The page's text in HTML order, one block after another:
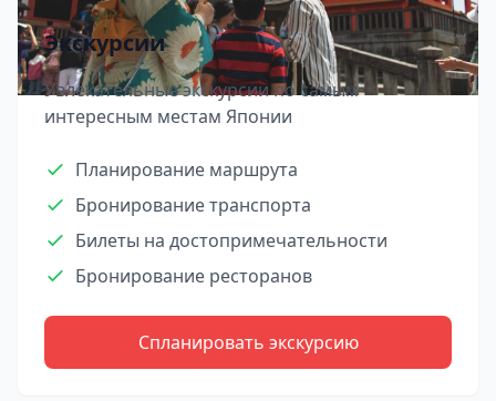
Экскурсии
Увлекательные экскурсии по самым
интересным местам Японии
Планирование маршрута
Бронирование транспорта
Билеты на достопримечательности
Бронирование ресторанов
Спланировать экскурсию